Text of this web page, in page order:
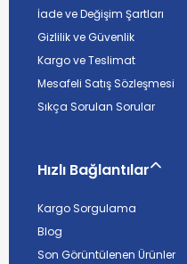
İade ve Değişim Şartları
Gizlilik ve Güvenlik
Kargo ve Teslimat
Mesafeli Satış Sözleşmesi
Sıkça Sorulan Sorular
Hızlı Bağlantılar
Kargo Sorgulama
Blog
Son Görüntülenen Ürünler